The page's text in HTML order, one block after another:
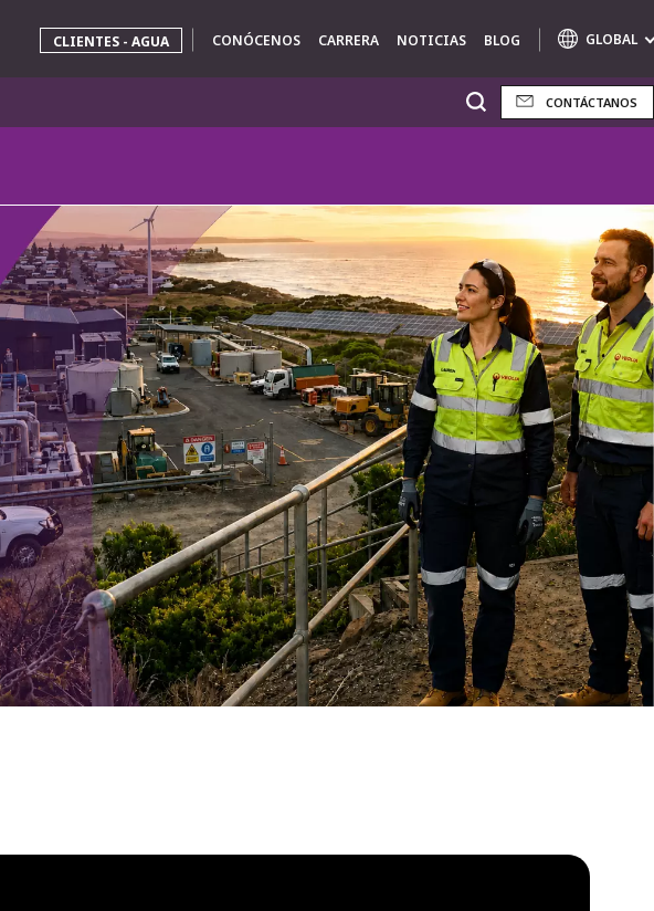
CLIENTES - AGUA CONÓCENOS CARRERA NOTICIAS BLOG GLOBAL
MEDIO
AIR QUALITY
ENGINEERING & CONSULTING
HAZARDOUS WASTE EUROPE
INDUSTRIAS SOLUCIONES GLOBALES
NUCLEAR SOLUTIONS
OFIS
SEDE BENELUX
VEOLIA AGRICULTURE
WATER TECHNOLOGIES
CONTÁCTANOS